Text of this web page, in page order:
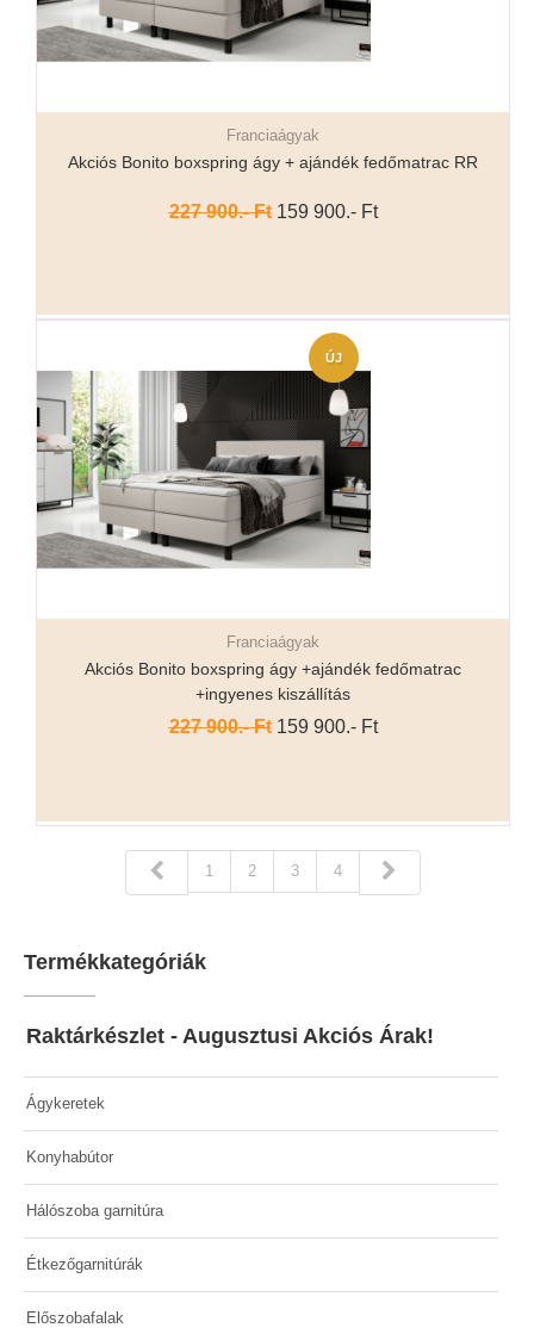
Részletek...Franciaágyak
Akciós Bonito boxspring ágy + ajándék fedőmatrac RR
227 900.- Ft159 900.- Ft
ÚJ
Részletek...Franciaágyak
Akciós Bonito boxspring ágy +ajándék fedőmatrac
+ingyenes kiszállítás
227 900.- Ft159 900.- Ft
1 2 3 4
Termékkategóriák
Raktárkészlet - Augusztusi Akciós Árak!
Ágykeretek
Konyhabútor
Hálószoba garnitúra
Étkezőgarnitúrák
Előszobafalak